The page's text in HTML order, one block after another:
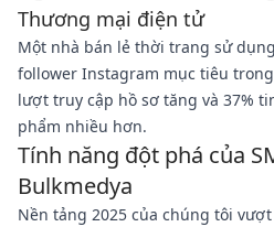
Thương mại điện tử
Một nhà bán lẻ thời trang sử
follower Instagram mục tiêu
lượt truy cập hồ sơ tăng và 37%
phẩm nhiều hơn.
Tính năng đột phá của
Bulkmedya
Nền tảng 2025 của chúng tôi